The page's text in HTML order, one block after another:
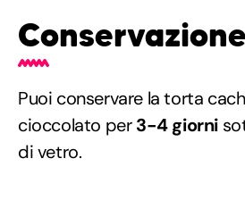
Conservazione
Puoi conservare la torta
cioccolato per3-4 giorni
di vetro.